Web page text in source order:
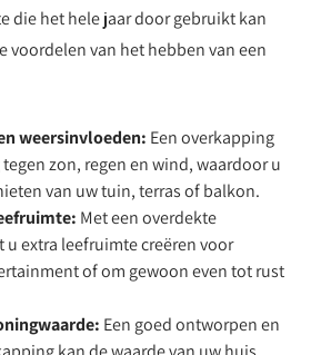
die het hele jaar door gebruikt kan
voordelen van het hebben van een
weersinvloeden: Een overkapping
zon, regen en wind, waardoor u
van uw tuin, terras of balkon.
Met een overdekte
extra leefruimte creëren voor
of om gewoon even tot rust
Een goed ontworpen en